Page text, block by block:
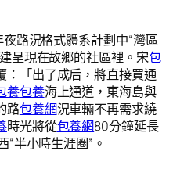
路況格式體系計劃中“灣區
呈現在故鄉的社區裡。宋包
：「出了成后，將直接買通
養包養海上通道，東海島與
路包養網況車輛不再需求繞
時光將從包養網80分鐘延長
半小時生涯圈”。